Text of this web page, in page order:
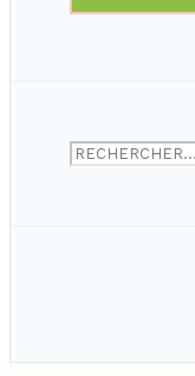
Rechercher :